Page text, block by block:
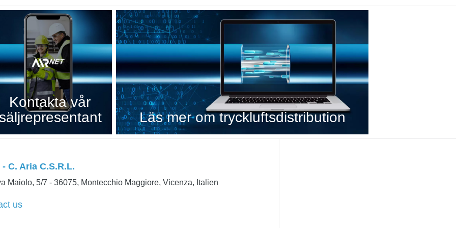
Kontakta vår
säljrepresentant
Läs mer om tryckluftsdistribution
C. Aria C.S.R.L.
Maiolo, 5/7 - 36075, Montecchio Maggiore, Vicenza, Italien
us